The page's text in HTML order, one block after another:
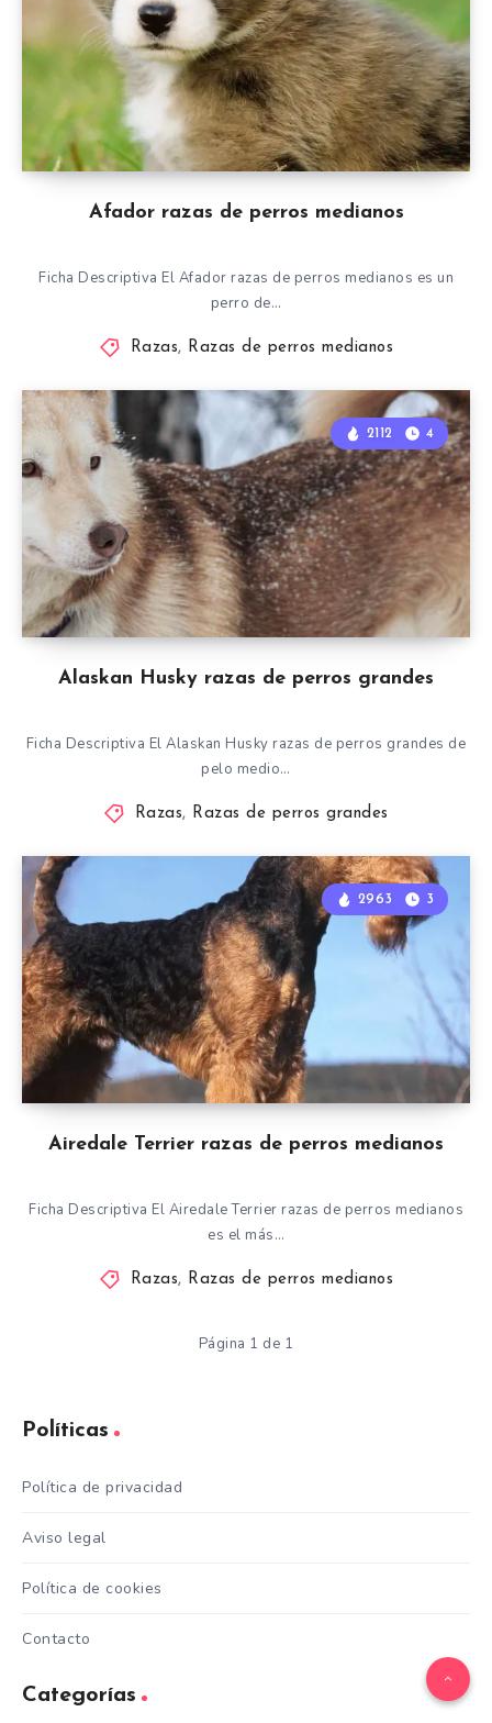
Afador razas de perros medianos
Ficha Descriptiva El Afador razas de perros medianos es un
perro de…
Razas, Razas de perros medianos
Alaskan Husky razas de perros grandes
2112 4
Ficha Descriptiva El Alaskan Husky razas de perros grandes de
pelo medio…
Razas, Razas de perros grandes
Airedale Terrier razas de perros medianos
2963 3
Ficha Descriptiva El Airedale Terrier razas de perros medianos
es el más…
Razas, Razas de perros medianos
Página 1 de 1
Políticas
Política de privacidad
Aviso legal
Política de cookies
Contacto
Categorías